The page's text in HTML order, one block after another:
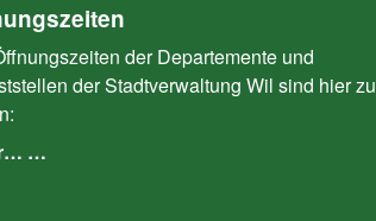
der Departemente und
der Stadtverwaltung Wil sind hier zu
…